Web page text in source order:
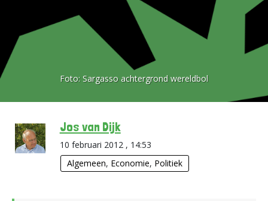
Foto: Sargasso achtergrond wereldbol
Jos van Dijk
10 februari 2012 , 14:53
Algemeen, Economie, Politiek